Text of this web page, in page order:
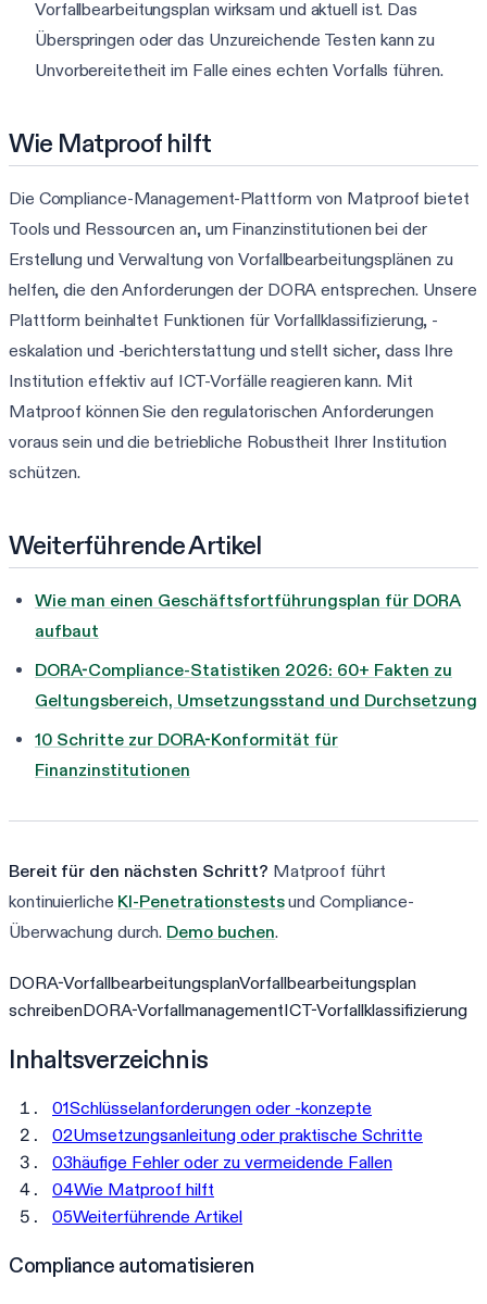
Vorfallbearbeitungsplan wirksam und aktuell ist. Das
Überspringen oder das Unzureichende Testen kann zu
Unvorbereitetheit im Falle eines echten Vorfalls führen.
Wie Matproof hilft
Die Compliance-Management-Plattform von Matproof bietet
Tools und Ressourcen an, um Finanzinstitutionen bei der
Erstellung und Verwaltung von Vorfallbearbeitungsplänen zu
helfen, die den Anforderungen der DORA entsprechen. Unsere
Plattform beinhaltet Funktionen für Vorfallklassifizierung, -
eskalation und -berichterstattung und stellt sicher, dass Ihre
Institution effektiv auf ICT-Vorfälle reagieren kann. Mit
Matproof können Sie den regulatorischen Anforderungen
voraus sein und die betriebliche Robustheit Ihrer Institution
schützen.
Weiterführende Artikel
Wie man einen Geschäftsfortführungsplan für DORA
aufbaut
DORA-Compliance-Statistiken 2026: 60+ Fakten zu
Geltungsbereich, Umsetzungsstand und Durchsetzung
10 Schritte zur DORA-Konformität für
Finanzinstitutionen
Bereit für den nächsten Schritt? Matproof führt
kontinuierliche KI-Penetrationstestsund Compliance-
Überwachung durch. Demo buchen.
DORA-VorfallbearbeitungsplanVorfallbearbeitungsplan
schreibenDORA-VorfallmanagementICT-Vorfallklassifizierung
Inhaltsverzeichnis
01Schlüsselanforderungen oder -konzepte
02Umsetzungsanleitung oder praktische Schritte
03häufige Fehler oder zu vermeidende Fallen
04Wie Matproof hilft
05Weiterführende Artikel
Compliance automatisieren